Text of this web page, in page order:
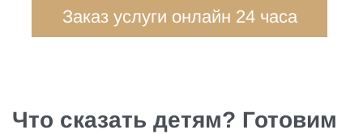
Заказ услуги онлайн 24 часа
Что сказать детям? Готовим